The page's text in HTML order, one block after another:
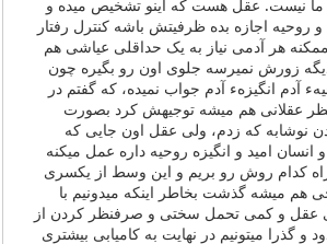
ما نیست. عقل هست که اینو تشخیص میده و
روحیه اجازه بده ظرفیتش باشه کنترل رفتار
هر آدمی نیاز به یک حداقلی عیاشی هم
زورش نمیرسه جلوی اون رو بگیره چون
آدم انگیزهء آدم جواب نمیده، که گفتم در
عقلانی هم میشه توجیهش کرد بصورت
نوشابه که زدم، ولی عقل اون جایی که
امید و انگیزه روحیه داره عمل میکنه
راه کدام روش رو بریم و این وسط از یکسری
هم میشه گذشت بخاطر اینکه میدونیم با
عقل و کمی تحمل سختی و صرفنظر کردن از
گذرا میتونیم در نهایت به کامیابی بیشتری